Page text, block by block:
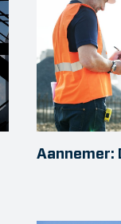
Aannemer: